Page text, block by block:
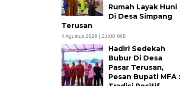
Rumah Layak Huni
Di Desa Simpang
Terusan
4 Agustus 2026 | 21:00 WIB
Hadiri Sedekah
Bubur Di Desa
Pasar Terusan,
Pesan Bupati MFA :